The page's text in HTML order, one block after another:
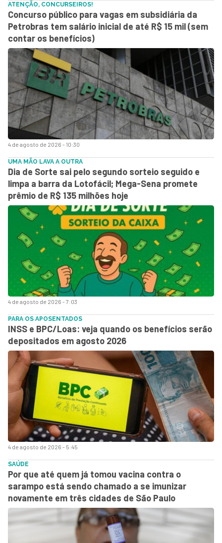
4 de agosto de 2026 - 10:30
ATENÇÃO, CONCURSEIROS!
Concurso público para vagas em subsidiária da
Petrobras tem salário inicial de até R$ 15 mil (sem
contar os benefícios)
4 de agosto de 2026 - 7:03
UMA MÃO LAVA A OUTRA
Dia de Sorte sai pelo segundo sorteio seguido e
limpa a barra da Lotofácil; Mega-Sena promete
prêmio de R$ 135 milhões hoje
4 de agosto de 2026 - 5:45
PARA OS APOSENTADOS
INSS e BPC/Loas: veja quando os benefícios serão
depositados em agosto 2026
SAÚDE
Por que até quem já tomou vacina contra o
sarampo está sendo chamado a se imunizar
novamente em três cidades de São Paulo